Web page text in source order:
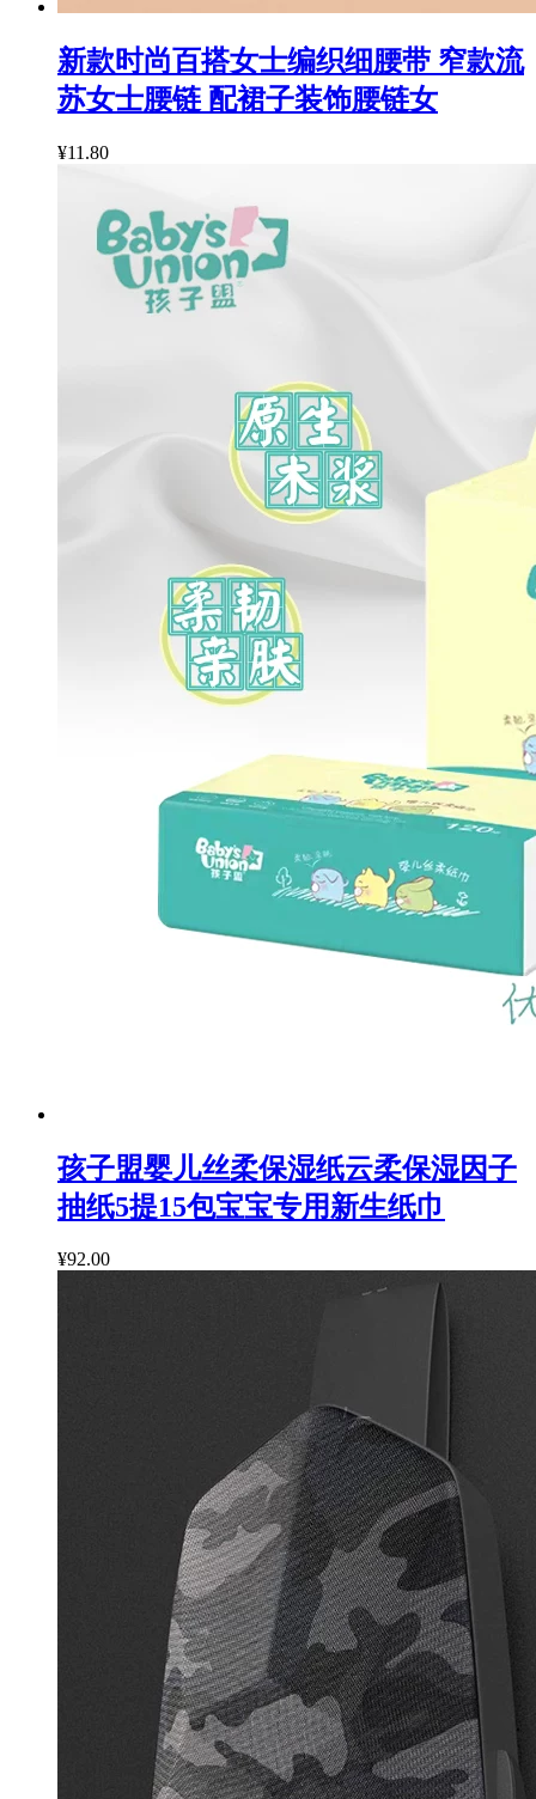
新款时尚百搭女士编织细腰带 窄款流
苏女士腰链 配裙子装饰腰链女
¥11.80
孩子盟婴儿丝柔保湿纸云柔保湿因子
抽纸5提15包宝宝专用新生纸巾
¥92.00